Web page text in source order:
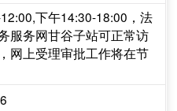
下午14:30-18:00，法
服务网甘谷子站可正常访
网上受理审批工作将在节